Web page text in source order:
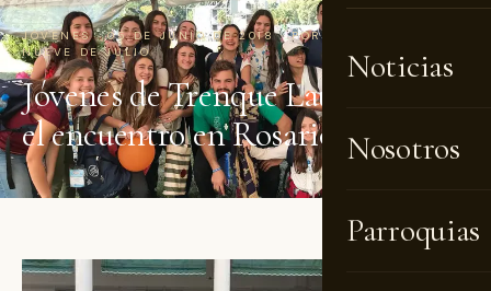
Noticias
Nosotros
Parroquias
JÓVENES · 05 DE JUNIO DE 2018 · POR DIÓCESIS DE
NUEVE DE JULIO
Jóvenes de Trenque Lauquen tras
el encuentro en Rosario